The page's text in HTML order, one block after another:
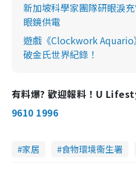
新加坡科學家團隊研眼淚
眼鏡供電
遊戲《Clockwork Aquario
破金氏世界紀錄！
有料爆? 歡迎報料！U
9610 1996
家居 食物環境衞生署